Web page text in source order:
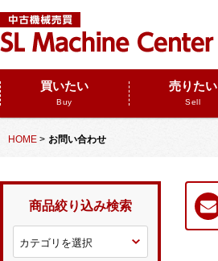
買いたい
Buy
売りたい
Sell
HOME > お問い合わせ
商品絞り込み検索